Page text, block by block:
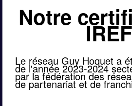
Notre
IREF
Le réseau Guy Hoquet a
de l'année 2023-2024
par la fédération des
de partenariat et de